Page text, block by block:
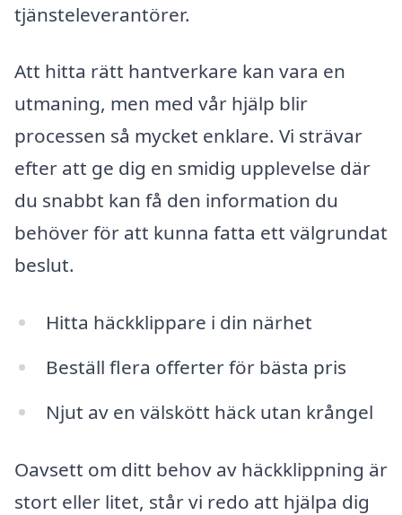
tjänsteleverantörer.
Att hitta rätt hantverkare kan vara en
utmaning, men med vår hjälp blir
processen så mycket enklare. Vi strävar
efter att ge dig en smidig upplevelse där
du snabbt kan få den information du
behöver för att kunna fatta ett välgrundat
beslut.
Hitta häckklippare i din närhet
Beställ flera offerter för bästa pris
Njut av en välskött häck utan krångel
Oavsett om ditt behov av häckklippning är
stort eller litet, står vi redo att hjälpa dig